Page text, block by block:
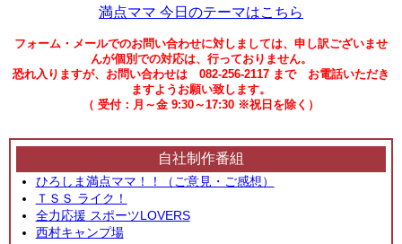
満点ママ 今日のテーマはこちら
フォーム・メールでのお問い合わせに対しましては、申し訳ございませ
んが個別での対応は、行っておりません。
恐れ入りますが、お問い合わせは 082-256-2117 まで お電話いただき
ますようお願い致します。
（ 受付：月～金 9:30～17:30 ※祝日を除く）
自社制作番組
ひろしま満点ママ！！（ご意見・ご感想）
ＴＳＳ ライク！
全力応援 スポーツLOVERS
西村キャンプ場